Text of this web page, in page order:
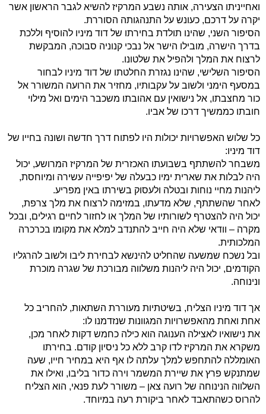
ואחייניתו הצעירה, אותה נשבע המרקיז להשיא לגבר הראשון אשר
יקרה על דרכם, כעונש על התנהגותה הסוררת.
הסיפור השני, שהינו תולדת בחירתו של דוד מיניו להוסיף וללכת
בדרך הישרה, מובילו הישר אל נבכי קנוניה סבוכה, המבקשת
לרצוח את המלך ולהפיל את שלטונו.
הסיפור השלישי, שהינו נגזרת החלטתו של דוד מיניו לבחור
במסעף הימני ולשוב על עקבותיו, מחזיר את הרועה המשורר אל
כור מחצבתו, אל נישואין עם אהובתו משכבר הימים ואל מילוי
חובתו כממשיך דרכו של אביו.
כל שלוש האפשרויות יכולות היו לפתוח דרך חדשה ושונה בחייו של
דוד מיניו:
משבחר להשתתף בשבועתו האכזרית של המרקיז המרושע, יכול
היה לבלות את שארית ימיו כבעלה של יפיפייה עשירה ומיוחסת,
ליהנות מחיי נוחות ובטלה ולעסוק בשירתו באין מפריע.
לאחר שהשתתף, שלא מדעתו, במזימה לרצוח את מלך צרפת,
יכול היה להצטרף לשורותיו של המלך או לחזור לחיים רגילים, ובכל
מקרה – וודאי שלא היה חייב להתנדב למלא את מקומו בכרכרה
המלכותית.
ובל נשכח שמשעה שהחליט להינשא לבחירת ליבו ולשוב להרגליו
הקודמים, יכול היה ליהנות משלווה מבורכת של שגרה מוכרת
ונינוחה.
אך דוד מיניו הצליח, בשיטתיות מעוררת השתאות, להחריב כל
אחת ואחת מהאפשרויות המגוונות שנזדמנו לו:
את נישואיו לאצילה הענוגה הוא כילה כחמש דקות לאחר מכן,
משקרא את המרקיז לדו קרב ללא כל ניסיון קודם. בחירתו
האומללה להתחפש למלך עלתה לו אף היא במחיר חייו, שעה
שמתנקש פרץ את שיירת המשמר וירה כדור בליבו, ואילו את
השלווה הנינוחה של רועה צאן – משורר לעת פנאי, הוא הצליח
להרוס כשהתאבד לאחר ביקורת רעה במיוחד.